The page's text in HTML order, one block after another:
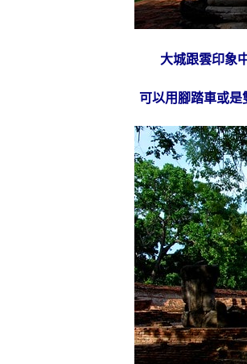
大城跟雲印象
可以用腳踏車或是